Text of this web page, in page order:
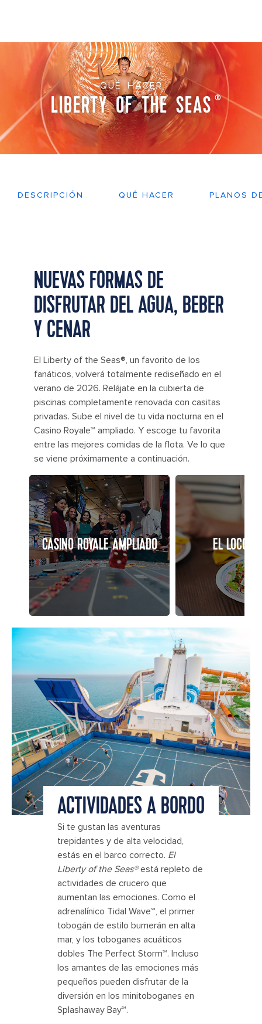
QUÉ HACER
LIBERTY OF THE SEAS ®
DESCRIPCIÓN QUÉ HACER PLANOS
NUEVAS FORMAS DE
DISFRUTAR DEL AGUA, BEBER
Y CENAR
El Liberty of the Seas®, un favorito de los
fanáticos, volverá totalmente rediseñado en el
verano de 2026. Relájate en la cubierta de
piscinas completamente renovada con casitas
privadas. Sube el nivel de tu vida nocturna en el
Casino Royale℠ ampliado. Y escoge tu favorita
entre las mejores comidas de la flota. Ve lo que
se viene próximamente a continuación.
CASINO ROYALE AMPLIADO EL LOCO
ACTIVIDADES A BORDO
Si te gustan las aventuras
trepidantes y de alta velocidad,
estás en el barco correcto. El
Liberty of the Seas®está repleto de
actividades de crucero que
aumentan las emociones. Como el
adrenalínico Tidal Wave℠, el primer
tobogán de estilo bumerán en alta
mar, y los toboganes acuáticos
dobles The Perfect Storm℠. Incluso
los amantes de las emociones más
pequeños pueden disfrutar de la
diversión en los minitoboganes en
Splashaway Bay℠.